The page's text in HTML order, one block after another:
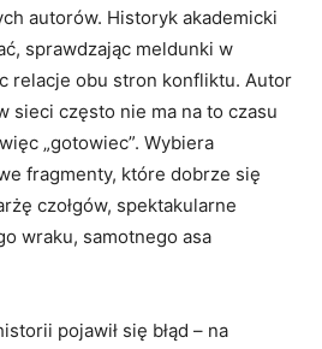
autorów. Historyk akademicki
sprawdzając meldunki w
relacje obu stron konfliktu. Autor
sieci często nie ma na to czasu
„gotowiec”. Wybiera
fragmenty, które dobrze się
czołgów, spektakularne
wraku, samotnego asa
pojawił się błąd – na